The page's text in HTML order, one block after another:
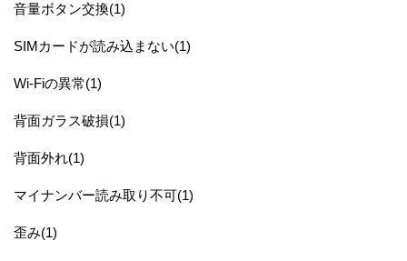
音量ボタン交換(1)
SIMカードが読み込まない(1)
Wi-Fiの異常(1)
背面ガラス破損(1)
背面外れ(1)
マイナンバー読み取り不可(1)
歪み(1)